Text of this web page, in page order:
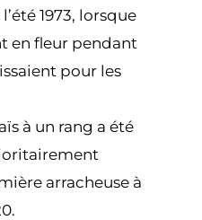
1973, lorsque
en fleur pendant
pour les
à un rang a été
arracheuse à